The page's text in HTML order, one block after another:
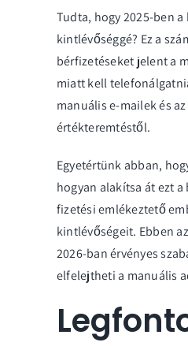
Tudta, hogy 2025-ben
kintlévőséggé? Ez a
bérfizetéseket jelent a
miatt kell
manuális e-mailek és
értékteremtéstől.
Egyetértünk abban,
hogyan alakítsa át ezt
fizetési emlékeztető
kintlévőségeit. Ebben
2026-ban érvényes
elfelejtheti a manuális